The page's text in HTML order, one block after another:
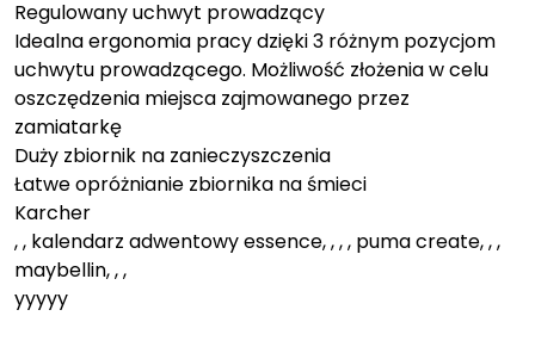
Regulowany uchwyt prowadzący
Idealna ergonomia pracy dzięki 3 różnym pozycjom
uchwytu prowadzącego. Możliwość złożenia w celu
oszczędzenia miejsca zajmowanego przez
zamiatarkę
Duży zbiornik na zanieczyszczenia
Łatwe opróżnianie zbiornika na śmieci
Karcher
, , kalendarz adwentowy essence, , , , puma create, , ,
maybellin, , ,
yyyyy